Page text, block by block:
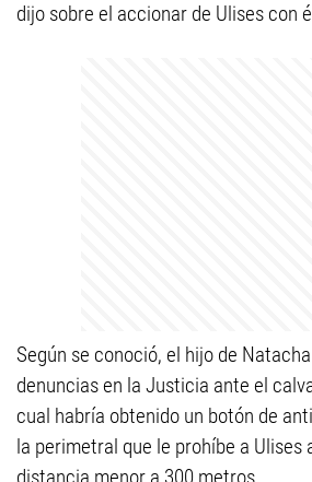
dijo sobre el accionar de Ulises con
Según se conoció, el hijo de
denuncias en la Justicia ante el
cual habría obtenido un botón de
la perimetral que le prohíbe a Ulises